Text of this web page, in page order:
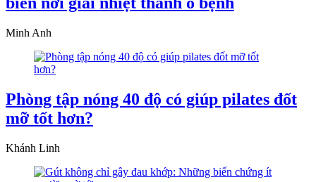
Minh Anh
Phòng tập nóng 40 độ có giúp pilates đốt
mỡ tốt hơn?
Khánh Linh